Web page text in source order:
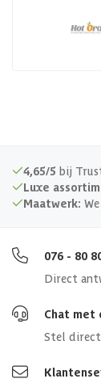
4,65/5 bij
Luxe
Maatwerk:
076 - 80
Direct
Chat met
Stel direct